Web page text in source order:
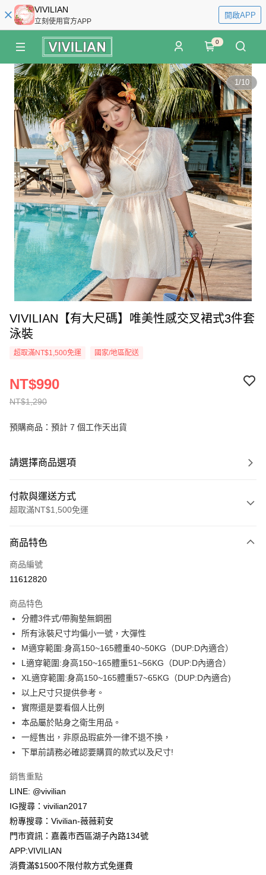
VIVILIAN
立刻使用官方APP
開啟APP
0
1/10
VIVILIAN【有大尺碼】唯美性感交叉裙式3件套
泳裝
超取滿NT$1,500免運 國家/地區配送
NT$1,290
NT$990
預購商品：預計 7 個工作天出貨
請選擇商品選項
付款與運送方式
超取滿NT$1,500免運
信用卡一次付款
信用卡分期付款
合作金庫商業銀行
華南商業銀行
上海商業儲蓄銀行
台北富邦商業銀行
國泰世華商業銀行
兆豐國際商業銀行
臺灣中小企業銀行
台中商業銀行
匯豐（台灣）商業銀行
華泰商業銀行
聯邦商業銀行
遠東國際商業銀行
元大商業銀行
玉山商業銀行
台新國際商業銀行
台灣樂天信用卡公司
超商取貨付款
LINE Pay
Apple Pay
街口支付
Google Pay
【大哥付你分期使用說明】
2.付款方式選擇「大哥付你分期」，訂單成立後會自動跳轉到大哥付的交易
流程，驗證手機門號後，選擇欲分期的期數、繳款截止日，確認付款後即完
成交易。
3.實際核准額度、可分期數及費用金額請依後續交易確認頁面所載為準。
4.訂單成立30分鐘內，如未前往確認交易或遇審核未通過，訂單將自動取
消。如遇「轉專審核」未通過狀況，表示未達大哥付你分期系統評分，恕無
【繳款方式說明】
AFTEE先享後付
相關說明
【關於「AFTEE先享後付」】
AFTEE先享後付是「在收到商品之後才付款」的支付方式。 讓您購物簡單
便利好安心！
１．簡單：不需註冊會員、不需綁卡、不需儲值。
２．便利：只要手機號碼，簡訊認證，即可結帳。
３．安心：先確認商品／服務後，再付款。
ATM付款
貨到付款
運送方式
商品特色
商品編號
11612820
商品特色
分體3件式/帶胸墊無鋼圈
所有泳裝尺寸均偏小一號，大彈性
M適穿範圍:身高150~165體重40~50KG（DUP:D內適合）
L適穿範圍:身高150~165體重51~56KG（DUP:D內適合）
XL適穿範圍:身高150~165體重57~65KG（DUP:D內適合)
以上尺寸只提供參考。
實際還是要看個人比例
本品屬於貼身之衛生用品。
一經售出，非原品瑕疵外一律不退不換，
下單前請務必確認要購買的款式以及尺寸!
銷售重點
LINE: @vivilian
IG搜尋：vivilian2017
粉專搜尋：Vivilian-薇薇莉安
門市資訊：嘉義市西區湖子內路134號
APP:VIVILIAN
消費滿$1500不限付款方式免運費